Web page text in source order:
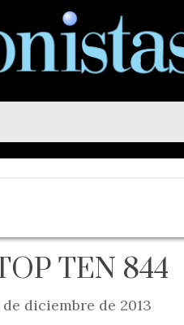
TEN 844
de diciembre de 2013